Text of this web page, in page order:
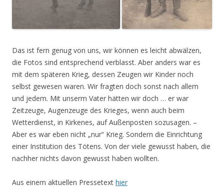
Das ist fern genug von uns, wir können es leicht abwälzen,
die Fotos sind entsprechend verblasst. Aber anders war es
mit dem späteren Krieg, dessen Zeugen wir Kinder noch
selbst gewesen waren. Wir fragten doch sonst nach allem
und jedem. Mit unserm Vater hätten wir doch … er war
Zeitzeuge, Augenzeuge des Krieges, wenn auch beim
Wetterdienst, in Kirkenes, auf Außenposten sozusagen. –
Aber es war eben nicht „nur“ Krieg. Sondern die Einrichtung
einer Institution des Tötens. Von der viele gewusst haben, die
nachher nichts davon gewusst haben wollten.
Aus einem aktuellen Pressetext hier